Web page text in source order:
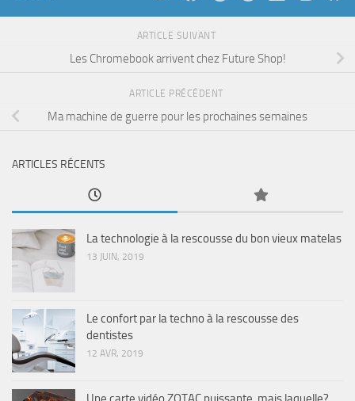
ARTICLE SUIVANT
Les Chromebook arrivent chez Future Shop!
ARTICLE PRÉCÉDENT
Ma machine de guerre pour les prochaines semaines
ARTICLES RÉCENTS
La technologie à la rescousse du bon vieux matelas
13 JUIN, 2019
Le confort par la techno à la rescousse des
dentistes
12 AVR, 2019